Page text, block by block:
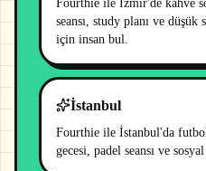
Fourthie ile İzmir'de kahve
seansı, study planı ve
için insan bul.
İstanbul
Fourthie ile İstanbul'da
gecesi, padel seansı ve